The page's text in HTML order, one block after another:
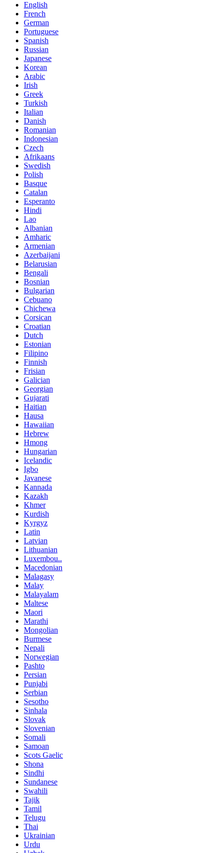
English
French
German
Portuguese
Spanish
Russian
Japanese
Korean
Arabic
Irish
Greek
Turkish
Italian
Danish
Romanian
Indonesian
Czech
Afrikaans
Swedish
Polish
Basque
Catalan
Esperanto
Hindi
Lao
Albanian
Amharic
Armenian
Azerbaijani
Belarusian
Bengali
Bosnian
Bulgarian
Cebuano
Chichewa
Corsican
Croatian
Dutch
Estonian
Filipino
Finnish
Frisian
Galician
Georgian
Gujarati
Haitian
Hausa
Hawaiian
Hebrew
Hmong
Hungarian
Icelandic
Igbo
Javanese
Kannada
Kazakh
Khmer
Kurdish
Kyrgyz
Latin
Latvian
Lithuanian
Luxembou..
Macedonian
Malagasy
Malay
Malayalam
Maltese
Maori
Marathi
Mongolian
Burmese
Nepali
Norwegian
Pashto
Persian
Punjabi
Serbian
Sesotho
Sinhala
Slovak
Slovenian
Somali
Samoan
Scots Gaelic
Shona
Sindhi
Sundanese
Swahili
Tajik
Tamil
Telugu
Thai
Ukrainian
Urdu